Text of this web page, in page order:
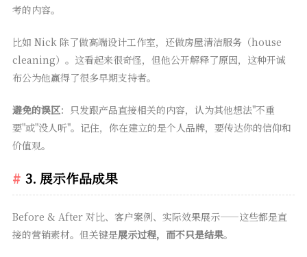
考的内容。
比如 Nick 除了做高端设计工作室，还做房屋清洁服务（house
cleaning）。这看起来很奇怪，但他公开解释了原因，这种开诚
布公为他赢得了很多早期支持者。
避免的误区：只发跟产品直接相关的内容，认为其他想法"不重
要"或"没人听"。记住，你在建立的是个人品牌，要传达你的信仰和
价值观。
3. 展示作品成果
Before & After 对比、客户案例、实际效果展示——这些都是直
接的营销素材。但关键是展示过程，而不只是结果。